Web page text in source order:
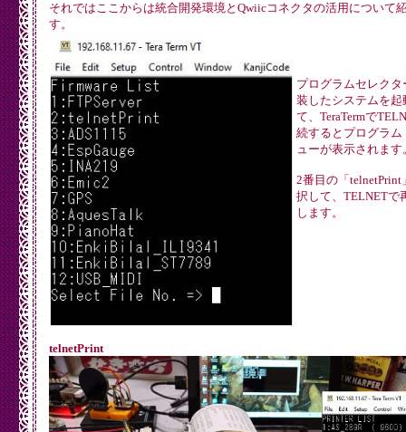
それではここからは統合開発環境とQwiicコネクタの活用について
す。
プログラムセレクタ
装したシステムを起
て、TeraTermで
続するとプログラム
ューが表示されます
2番目の「telnetPrint
択して、TELNETで
します。
telnetPrint